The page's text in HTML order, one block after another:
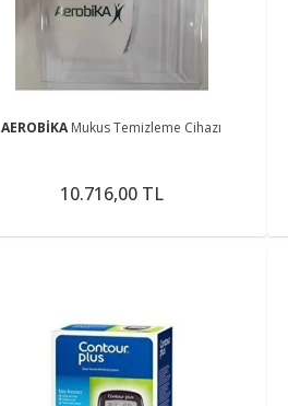
AEROBİKAMukus Temizleme Cihazı
10.716,00 TL